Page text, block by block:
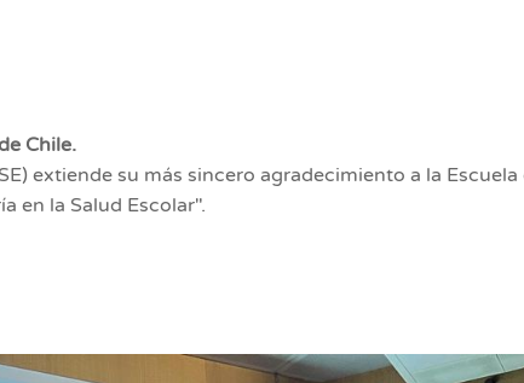
Chile.
extiende su más sincero agradecimiento a la
en la Salud Escolar".